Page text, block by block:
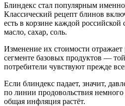
Блиндекс стал популярным именно
Классический рецепт блинов
есть в корзине каждой
масло, сахар, соль.
Изменение их стоимости
сегменте базовых продуктов —
потребители чувствуют прежде
Если блиндекс падает, значит,
по линии продовольствия немного
общая инфляция растёт.